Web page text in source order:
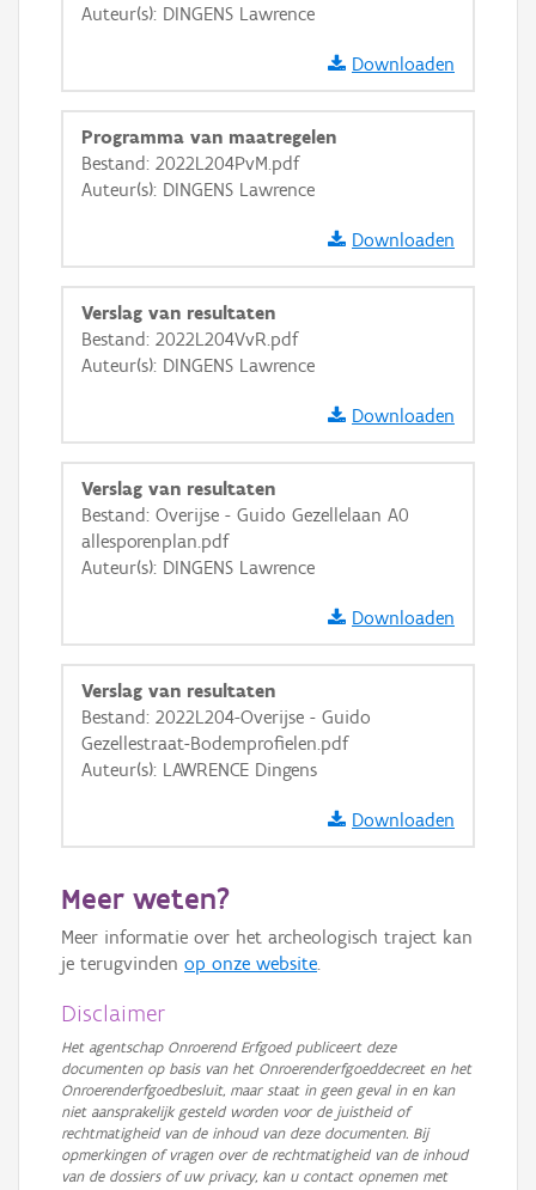
OSM-Basiskaart
GRB-Basiskaart
GRB-Basiskaart in grijswaarden
Auteur(s): DINGENS Lawrence
Downloaden
Programma van maatregelen
Bestand: 2022L204PvM.pdf
Auteur(s): DINGENS Lawrence
Downloaden
Verslag van resultaten
Bestand: 2022L204VvR.pdf
Auteur(s): DINGENS Lawrence
Downloaden
Verslag van resultaten
Bestand: Overijse - Guido Gezellelaan A0
allesporenplan.pdf
Auteur(s): DINGENS Lawrence
Downloaden
Verslag van resultaten
Bestand: 2022L204-Overijse - Guido
Gezellestraat-Bodemprofielen.pdf
Auteur(s): LAWRENCE Dingens
Downloaden
Meer weten?
Meer informatie over het archeologisch traject kan
je terugvinden op onze website.
Disclaimer
Het agentschap Onroerend Erfgoed publiceert deze
documenten op basis van het Onroerenderfgoeddecreet en het
Onroerenderfgoedbesluit, maar staat in geen geval in en kan
niet aansprakelijk gesteld worden voor de juistheid of
rechtmatigheid van de inhoud van deze documenten. Bij
opmerkingen of vragen over de rechtmatigheid van de inhoud
van de dossiers of uw privacy, kan u contact opnemen met